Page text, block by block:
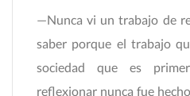
—Nunca vi un trabajo de
saber porque el trabajo
sociedad que es
reflexionar nunca fue